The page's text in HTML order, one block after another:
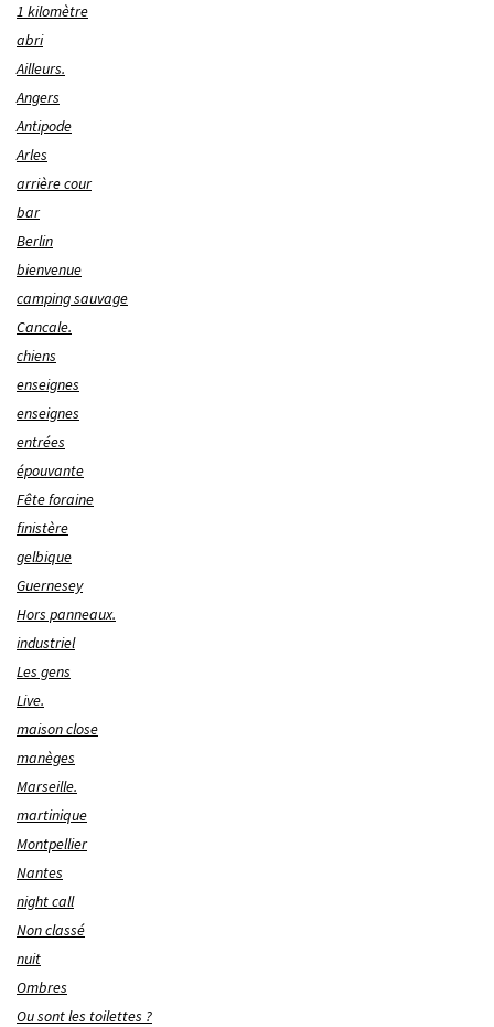
1 kilomètre
abri
Ailleurs.
Angers
Antipode
Arles
arrière cour
bar
Berlin
bienvenue
camping sauvage
Cancale.
chiens
enseignes
enseignes
entrées
épouvante
Fête foraine
finistère
gelbique
Guernesey
Hors panneaux.
industriel
Les gens
Live.
maison close
manèges
Marseille.
martinique
Montpellier
Nantes
night call
Non classé
nuit
Ombres
Ou sont les toilettes ?